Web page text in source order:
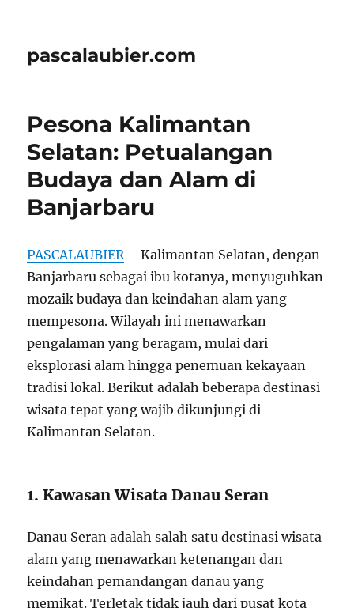
pascalaubier.com
Pesona Kalimantan
Selatan: Petualangan
Budaya dan Alam di
Banjarbaru
PASCALAUBIER– Kalimantan Selatan, dengan
Banjarbaru sebagai ibu kotanya, menyuguhkan
mozaik budaya dan keindahan alam yang
mempesona. Wilayah ini menawarkan
pengalaman yang beragam, mulai dari
eksplorasi alam hingga penemuan kekayaan
tradisi lokal. Berikut adalah beberapa destinasi
wisata tepat yang wajib dikunjungi di
Kalimantan Selatan.
1. Kawasan Wisata Danau Seran
Danau Seran adalah salah satu destinasi wisata
alam yang menawarkan ketenangan dan
keindahan pemandangan danau yang
memikat. Terletak tidak jauh dari pusat kota